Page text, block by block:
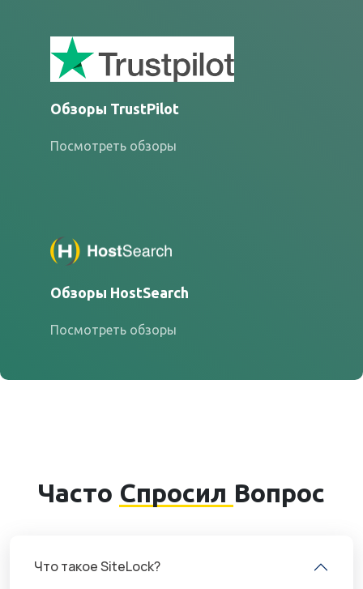
Обзоры TrustPilot
Посмотреть обзоры
Обзоры HostSearch
Посмотреть обзоры
Часто Спросил Вопрос
Что такое SiteLock?